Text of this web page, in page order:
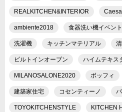
REALKITCHEN&INTERIOR
ambiente2018 食器洗い機イベン
洗濯機 キッチンマテリアル
ビルトインオーブン ハイムテキス
MILANOSALONE2020 ボッフィ
建築家住宅 コセンティーノ
TOYOKITCHENSTYLE KITCHEN